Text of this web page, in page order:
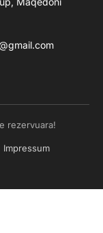
rezervuara!
Impressum